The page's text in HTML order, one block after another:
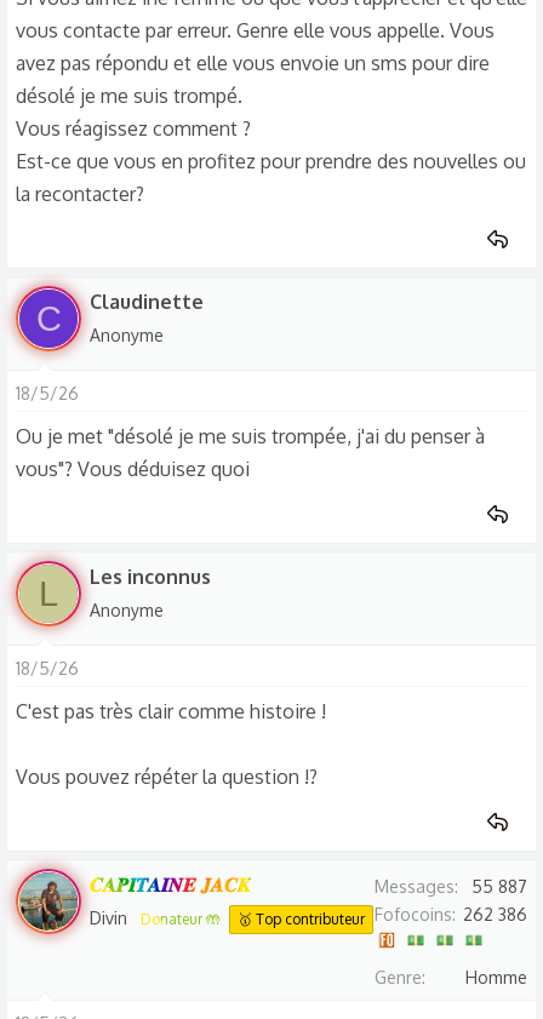
vous contacte par erreur. Genre elle vous appelle. Vous
avez pas répondu et elle vous envoie un sms pour dire
désolé je me suis trompé.
Vous réagissez comment ?
Est-ce que vous en profitez pour prendre des nouvelles ou
la recontacter?
C Claudinette
Anonyme
18/5/26
Ou je met "désolé je me suis trompée, j'ai du penser à
vous"? Vous déduisez quoi
L Les inconnus
Anonyme
18/5/26
C'est pas très clair comme histoire !
Vous pouvez répéter la question !?
𝑪𝑨𝑷𝑰𝑻𝑨𝑰𝑵𝑬 𝑱𝑨𝑪𝑲
Divin Donateur 🤲 🥇 Top contributeur
Messages
55 887
Fofocoins
262 386
Genre Homme